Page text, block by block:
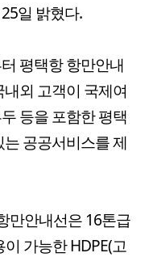
일 밝혔다.
평택항 항만안내
외 고객이 국제여
등을 포함한 평택
공공서비스를 제
만안내선은 16톤급
가능한 HDPE(고